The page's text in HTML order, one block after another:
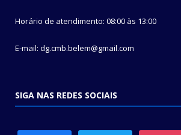
Horário de atendimento: 08:00 às 13:00
E-mail: dg.cmb.belem@gmail.com
SIGA NAS REDES SOCIAIS